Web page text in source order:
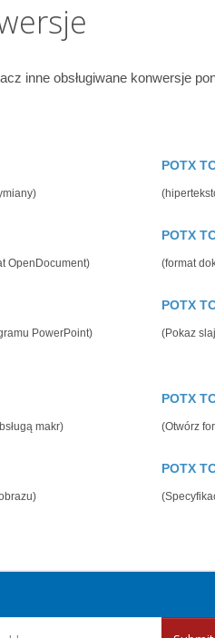
inne obsługiwane konwersje
POTX
OpenDocument)
POTX
(format
PowerPoint)
POTX
(Pokaz
makr)
POTX
(Otwórz
POTX